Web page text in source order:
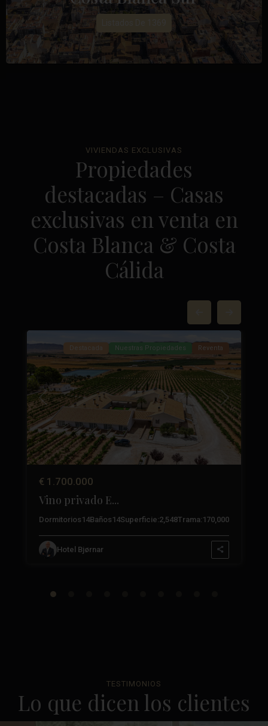
VIVIENDAS EXCLUSIVAS
Propiedades
destacadas – Casas
exclusivas en venta en
Costa Blanca & Costa
Cálida
Anterior Próximo
Destacada Nuestras Propiedades Reventa
€ 1.700.000
Vino privado E...
Dormitorios 14Baños 14Superficie:2,548Trama: 170,000
Hotel Bjørnar
TESTIMONIOS
Lo que dicen los clientes